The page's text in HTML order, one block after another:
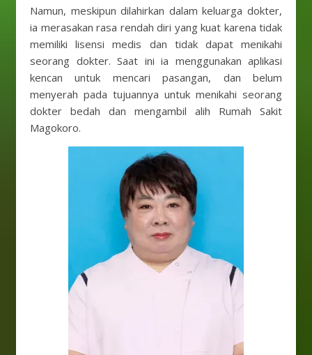
Namun, meskipun dilahirkan dalam keluarga dokter,
ia merasakan rasa rendah diri yang kuat karena tidak
memiliki lisensi medis dan tidak dapat menikahi
seorang dokter. Saat ini ia menggunakan aplikasi
kencan untuk mencari pasangan, dan belum
menyerah pada tujuannya untuk menikahi seorang
dokter bedah dan mengambil alih Rumah Sakit
Magokoro.